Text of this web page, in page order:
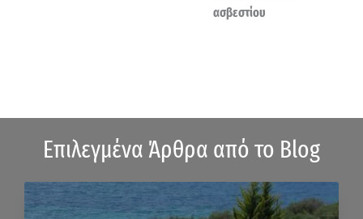
ασβεστίου
Επιλεγμένα Άρθρα από το Blog